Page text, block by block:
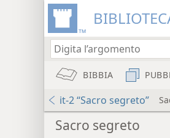
BIBBIA
it-2 “Sacro segreto”
Sacro segreto